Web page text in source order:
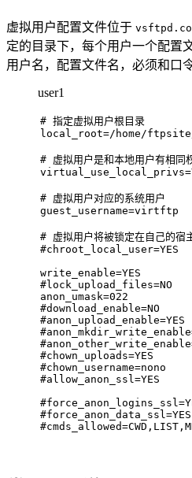
虚拟用户配置文件位于
定的目录下，每个用户一个配置
用户名，配置文件名，必须和口
user1
# 指定虚拟用户根目录
local_root=/home/
# 虚拟用户是和本地用户有相同
# 虚拟用户对应的系统用户
guest_username=virtftp
# 虚拟用户将被锁定在自己的宿
#chroot_local_user=YES
#lock_upload_files=NO
anon_umask=022
#download_enable=NO
#anon_upload_enable=YES
#
#
#chown_uploads=YES
#chown_username=nono
#allow_anon_ssl=YES
#
#force_anon_data_ssl=YES
#